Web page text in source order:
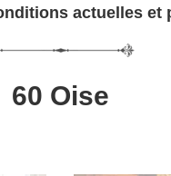
actuelles et
60 Oise